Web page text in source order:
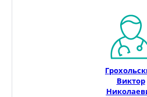
Виктор